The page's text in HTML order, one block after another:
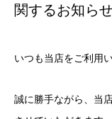
関するお知ら
いつも当店をご利用
誠に勝手ながら、当